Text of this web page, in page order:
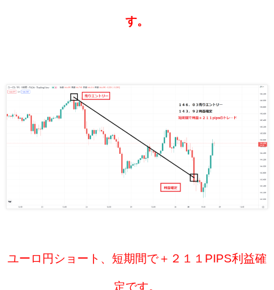
す。
ユーロ円ショート、短期間で＋２１１PIPS利益確
定です。